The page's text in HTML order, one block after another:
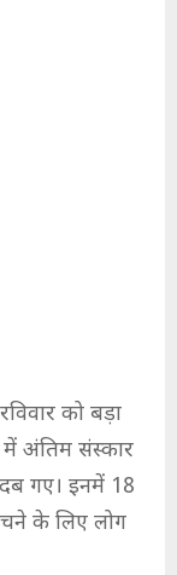
को बड़ा
में अंतिम संस्कार
गए। इनमें 18
के लिए लोग